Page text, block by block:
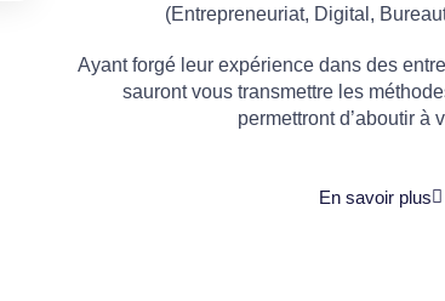
(Entrepreneuriat, Digital,
Ayant forgé leur expérience dans des
sauront vous transmettre les
permettront d’aboutir à
En savoir plus